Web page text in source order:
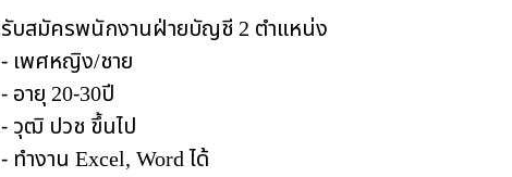
รับสมัครพนักงานฝ่ายบัญชี 2 ตำแหน่ง
- เพศหญิง/ชาย
- อายุ 20-30ปี
- วุฒิ ปวช ขึ้นไป
- ทำงาน Excel, Word ได้